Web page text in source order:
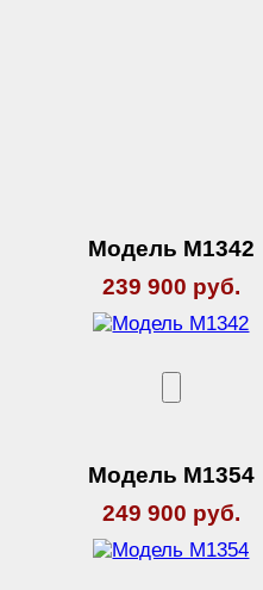
Модель М1342
239 900 руб.
Модель М1354
249 900 руб.